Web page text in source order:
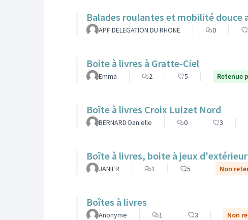
Balades roulantes et mobilité douce
APF DELEGATION DU RHONE 0
Boite à livres à Gratte-Ciel
Emma 2 5 Retenue
Boîte à livres Croix Luizet Nord
BERNARD Danielle 0 3
Boîte à livres, boite à jeux
JANIER 1 5 Non
Boîtes à livres
Anonyme 1 3 Non